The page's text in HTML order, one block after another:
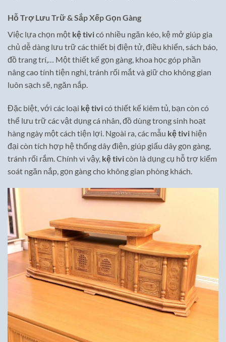
Hỗ Trợ Lưu Trữ & Sắp Xếp Gọn Gàng
Việc lựa chọn một kệ tivicó nhiều ngăn kéo, kệ mở giúp gia
chủ dễ dàng lưu trữ các thiết bị điện tử, điều khiển, sách báo,
đồ trang trí,… Một thiết kế gọn gàng, khoa học góp phần
nâng cao tính tiện nghi, tránh rối mắt và giữ cho không gian
luôn sạch sẽ, ngăn nắp.
Đặc biệt, với các loại kệ tivicó thiết kế kiêm tủ, bạn còn có
thể lưu trữ các vật dụng cá nhân, đồ dùng trong sinh hoạt
hàng ngày một cách tiện lợi. Ngoài ra, các mẫu kệ tivi hiện
đại còn tích hợp hệ thống dây điện, giúp giấu dây gọn gàng,
tránh rối rắm. Chính vì vậy, kệ tivicòn là dụng cụ hỗ trợ kiểm
soát ngăn nắp, gọn gàng cho không gian phòng khách.